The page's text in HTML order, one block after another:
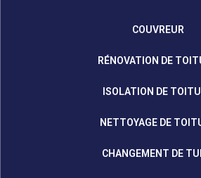
COUVREUR
RÉNOVATION DE
ISOLATION DE
NETTOYAGE DE
CHANGEMENT DE